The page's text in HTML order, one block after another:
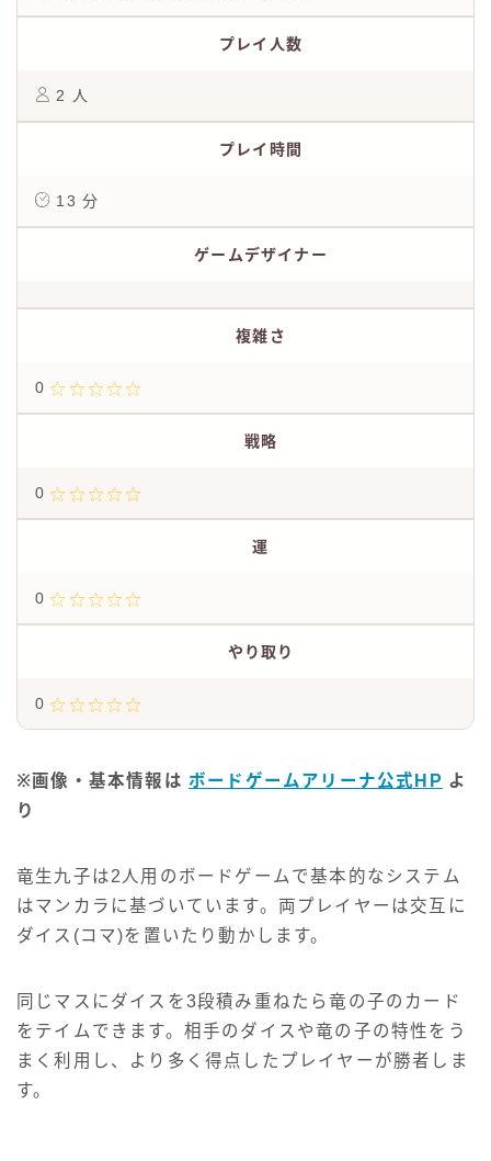
プレイ人数
2 人
プレイ時間
13 分
ゲームデザイナー
複雑さ
0
戦略
0
運
0
やり取り
0
※画像・基本情報は ボードゲームアリーナ公式HP よ
り
竜生九子は2人用のボードゲームで基本的なシステム
はマンカラに基づいています。両プレイヤーは交互に
ダイス(コマ)を置いたり動かします。
同じマスにダイスを3段積み重ねたら竜の子のカード
をテイムできます。相手のダイスや竜の子の特性をう
まく利用し、より多く得点したプレイヤーが勝者しま
す。